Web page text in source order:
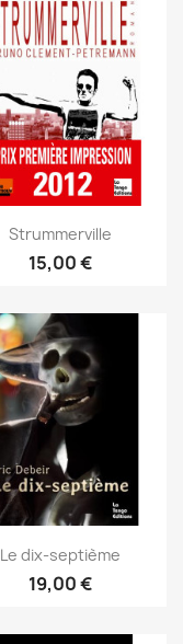
Strummerville
15,00 €
Le dix-septième
19,00 €